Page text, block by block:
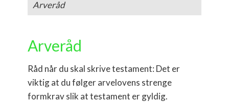
Arveråd
Arveråd
Råd når du skal skrive testament: Det er
viktig at du følger arvelovens strenge
formkrav slik at testament er gyldig.